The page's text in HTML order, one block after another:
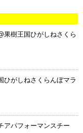
果樹王国ひがしねさくら
ひがしねさくらんぼマラ
アパフォーマンスチー